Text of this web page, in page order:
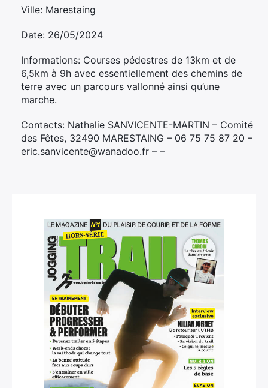
Ville: Marestaing
Date: 26/05/2024
Informations: Courses pédestres de 13km et de
6,5km à 9h avec essentiellement des chemins de
terre avec un parcours vallonné ainsi qu’une
marche.
Contacts: Nathalie SANVICENTE-MARTIN – Comité
des Fêtes, 32490 MARESTAING – 06 75 75 87 20 –
eric.sanvicente@wanadoo.fr – –